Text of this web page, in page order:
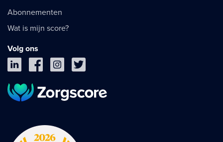
Abonnementen
Wat is mijn score?
Volg ons